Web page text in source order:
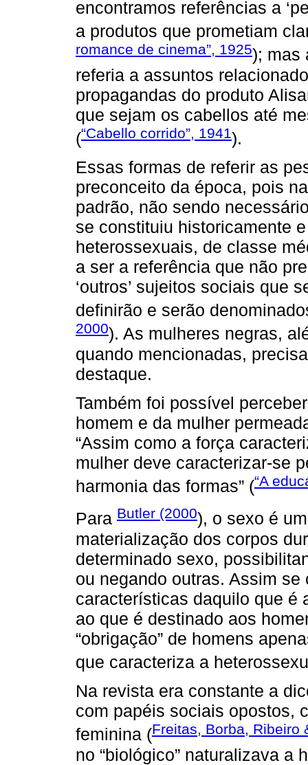
encontramos referências a
a produtos que prometiam
romance de cinema”, 1925); mas
referia a assuntos
propagandas do produto
que sejam os cabellos até
(“Cabello corrido”, 1941).
Essas formas de referir as
preconceito da época, pois
padrão, não sendo
se constituiu historicamente
heterossexuais, de classe
a ser a referência que não
‘outros’ sujeitos sociais que
definirão e serão
2000). As mulheres negras,
quando mencionadas,
destaque.
Também foi possível
homem e da mulher
“Assim como a força
mulher deve caracterizar-se
harmonia das formas” (“A
Para Butler (2000), o sexo é
materialização dos corpos
determinado sexo,
ou negando outras. Assim
características daquilo que é
ao que é destinado aos
“obrigação” de homens
que caracteriza a
Na revista era constante a
com papéis sociais opostos,
feminina (Freitas, Borba, Ribeiro
no “biológico” naturalizava a